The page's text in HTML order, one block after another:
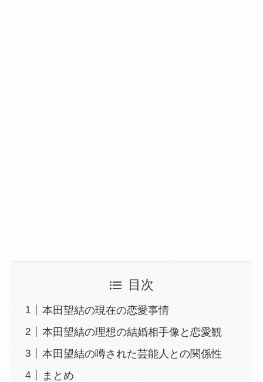
目次
本田望結の現在の恋愛事情
本田望結の理想の結婚相手像と恋愛観
本田望結の噂された芸能人との関係性
まとめ